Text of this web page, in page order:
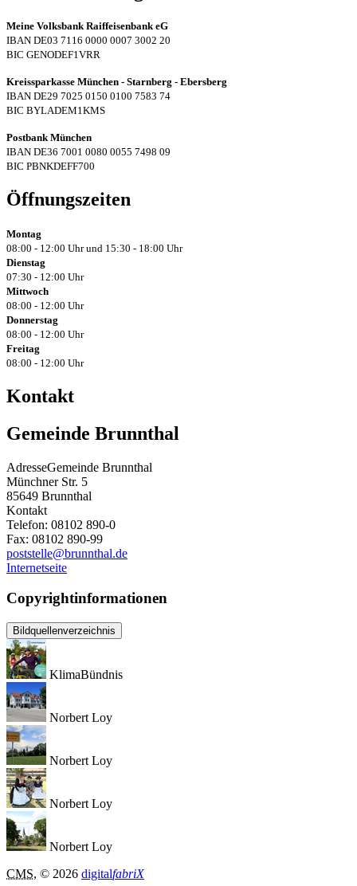
Meine Volksbank Raiffeisenbank eG
IBAN DE03 7116 0000 0007 3002 20
BIC GENODEF1VRR
Kreissparkasse München - Starnberg - Ebersberg
IBAN DE29 7025 0150 0100 7583 74
BIC BYLADEM1KMS
Postbank München
IBAN DE36 7001 0080 0055 7498 09
BIC PBNKDEFF700
Öffnungszeiten
Montag
08:00 - 12:00 Uhr und 15:30 - 18:00 Uhr
Dienstag
07:30 - 12:00 Uhr
Mittwoch
08:00 - 12:00 Uhr
Donnerstag
08:00 - 12:00 Uhr
Freitag
08:00 - 12:00 Uhr
Kontakt
Gemeinde Brunnthal
AdresseGemeinde Brunnthal
Münchner Str. 5
85649 Brunnthal
Kontakt
Telefon: 08102 890-0
Fax: 08102 890-99
poststelle@brunnthal.de
Internetseite
Copyrightinformationen
Bildquellenverzeichnis
KlimaBündnis
Norbert Loy
Norbert Loy
Norbert Loy
Norbert Loy
CMS, © 2026 digitalfabriX